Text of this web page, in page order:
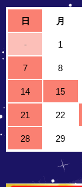
日 月
- 1
7 8
14 15
21 22
28 29